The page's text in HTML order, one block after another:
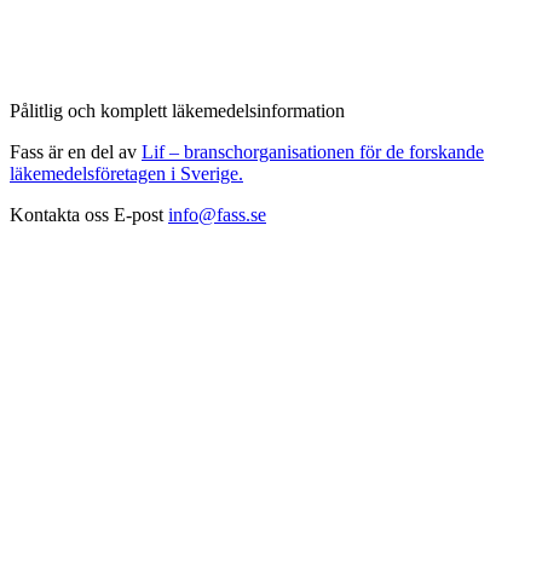
Pålitlig och komplett läkemedelsinformation
Fass är en del av Lif – branschorganisationen för de forskande
läkemedelsföretagen i Sverige.
Kontakta oss E-post info@fass.se